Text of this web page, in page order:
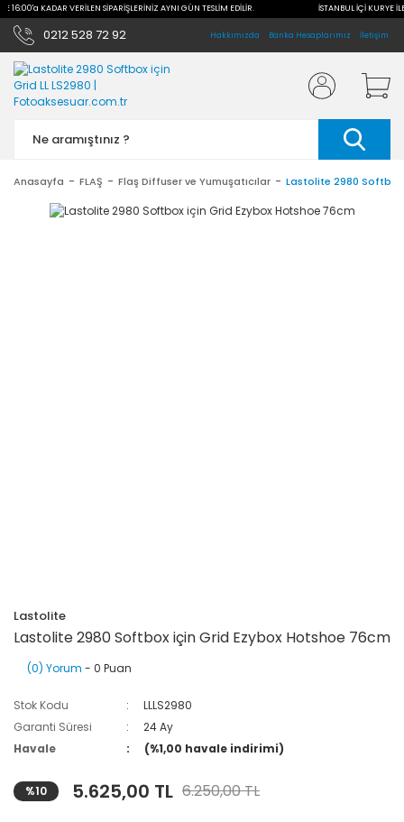
16:00'a KADAR VERİLEN SİPARİŞLERİNİZ AYNI GÜN TESLİM EDİLİR. İSTANBUL İÇİ KURYE
0212 528 72 92 Hakkımızda Banka Hesaplarımız İletişim
Anasayfa FLAŞ Flaş Diffuser ve Yumuşatıcılar Lastolite 2980
Lastolite
Lastolite 2980 Softbox için Grid Ezybox Hotshoe 76cm
(0) Yorum - 0 Puan
Stok Kodu
LLLS2980
Garanti Süresi
24 Ay
Havale
(%1,00 havale indirimi)
%10 5.625,00 TL 6.250,00 TL